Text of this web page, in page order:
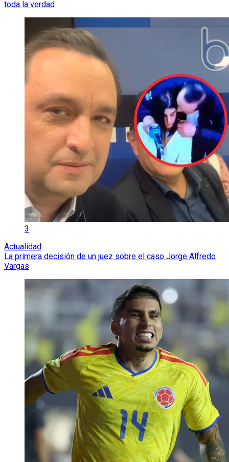
toda la verdad
3
Actualidad
La primera decisión de un juez sobre el caso Jorge Alfredo
Vargas